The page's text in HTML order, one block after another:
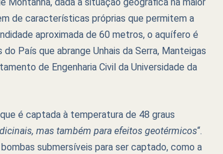
de características próprias que permitem a
aproximada de 60 metros, o aquífero é
País que abrange Unhais da Serra, Manteigas
de Engenharia Civil da Universidade da
é captada à temperatura de 48 graus
mas também para efeitos geotérmicos“.
submersíveis para ser captado, como a